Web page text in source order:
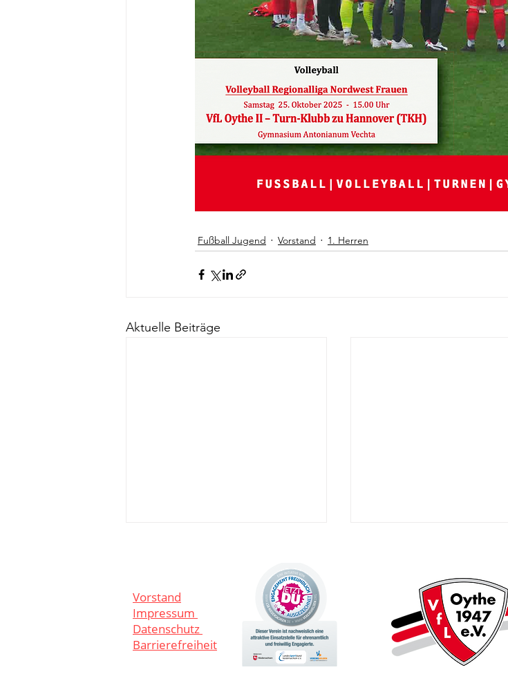
Fußball Jugend Vorstand 1. Herren
Aktuelle Beiträge
Herzlich Willkommen in Oythe,
Ein Jordy kommt selten allein:
Vorstand
Impressum
Datenschutz
Barrierefreiheit